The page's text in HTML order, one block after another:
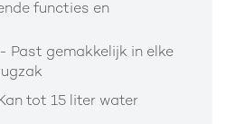
functies en
- Past gemakkelijk in elke
tot 15 liter water